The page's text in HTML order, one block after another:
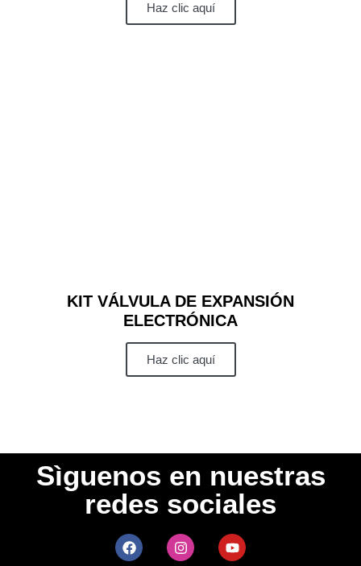
Haz clic aquí
KIT VÁLVULA DE EXPANSIÓN
ELECTRÓNICA
Haz clic aquí
Sìguenos en nuestras
redes sociales